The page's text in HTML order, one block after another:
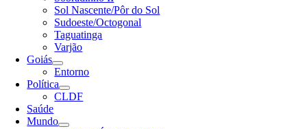
Sol Nascente/Pôr do Sol
Sudoeste/Octogonal
Taguatinga
Varjão
Goiás
Entorno
Política
CLDF
Saúde
Mundo